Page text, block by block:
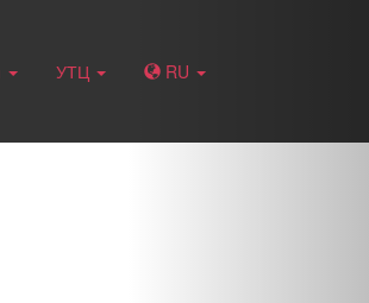
УТЦ RU